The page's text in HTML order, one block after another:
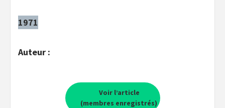
1971
Auteur :
Voir l’article
(membres enregistrés)